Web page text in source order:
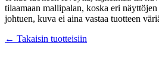
tilaamaan mallipalan, koska eri
johtuen, kuva ei aina vastaa tuotteen
← Takaisin tuotteisiin